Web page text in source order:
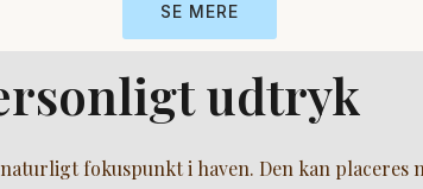
SE MERE
udtryk
fokuspunkt i haven. Den kan